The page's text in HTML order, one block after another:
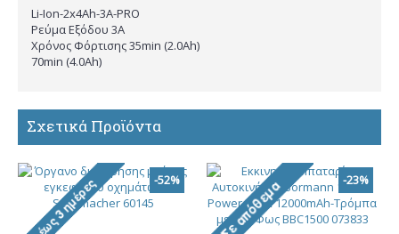
Li-Ion-2x4Ah-3A-PRO
Ρεύμα Εξόδου 3A
Χρόνος Φόρτισης 35min (2.0Ah)
70min (4.0Ah)
Σχετικά Προϊόντα
-52% -23%